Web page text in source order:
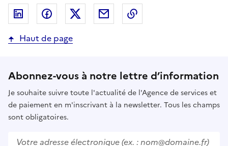
Partager sur LinkedIn
Partager sur Facebook
Partager sur Twitter
Partager par email
Haut de page
Abonnez-vous à notre lettre d’information
Je souhaite suivre toute l'actualité de l'Agence de services et
de paiement en m'inscrivant à la newsletter. Tous les champs
sont obligatoires.
Votre adresse électronique (ex. : nom@domaine.fr)